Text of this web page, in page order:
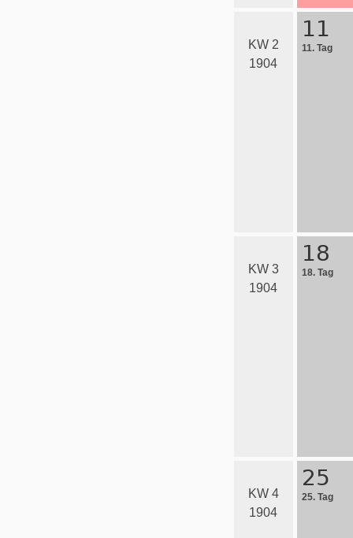
KW 2
1904
11
11. Tag
KW 3
1904
18
18. Tag
KW 4
1904
25
25. Tag